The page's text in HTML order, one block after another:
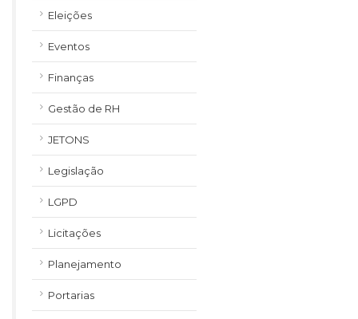
Eleições
Eventos
Finanças
Gestão de RH
JETONS
Legislação
LGPD
Licitações
Planejamento
Portarias